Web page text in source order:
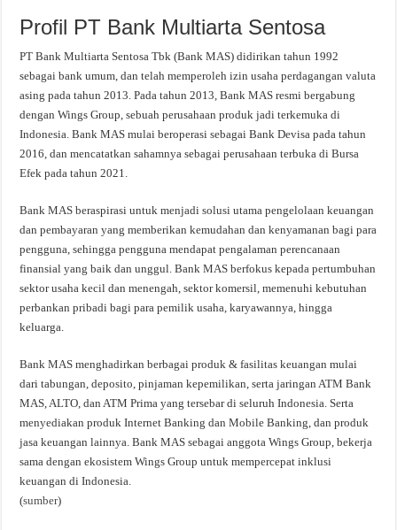
Profil PT Bank Multiarta Sentosa
PT Bank Multiarta Sentosa Tbk (Bank MAS) didirikan tahun 1992
sebagai bank umum, dan telah memperoleh izin usaha perdagangan valuta
asing pada tahun 2013. Pada tahun 2013, Bank MAS resmi bergabung
dengan Wings Group, sebuah perusahaan produk jadi terkemuka di
Indonesia. Bank MAS mulai beroperasi sebagai Bank Devisa pada tahun
2016, dan mencatatkan sahamnya sebagai perusahaan terbuka di Bursa
Efek pada tahun 2021.
Bank MAS beraspirasi untuk menjadi solusi utama pengelolaan keuangan
dan pembayaran yang memberikan kemudahan dan kenyamanan bagi para
pengguna, sehingga pengguna mendapat pengalaman perencanaan
finansial yang baik dan unggul. Bank MAS berfokus kepada pertumbuhan
sektor usaha kecil dan menengah, sektor komersil, memenuhi kebutuhan
perbankan pribadi bagi para pemilik usaha, karyawannya, hingga
keluarga.
Bank MAS menghadirkan berbagai produk & fasilitas keuangan mulai
dari tabungan, deposito, pinjaman kepemilikan, serta jaringan ATM Bank
MAS, ALTO, dan ATM Prima yang tersebar di seluruh Indonesia. Serta
menyediakan produk Internet Banking dan Mobile Banking, dan produk
jasa keuangan lainnya. Bank MAS sebagai anggota Wings Group, bekerja
sama dengan ekosistem Wings Group untuk mempercepat inklusi
keuangan di Indonesia.
(sumber)